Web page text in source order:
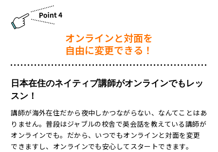
オンラインと対⾯を
⾃由に変更できる！
日本在住のネイティブ講師がオンラインでもレッ
スン！
講師が海外在住だから夜中しかつながらない、なんてことはあ
りません。普段はジャブルの校舎で英会話を教えている講師が
オンラインでも。だから、いつでもオンラインと対面を変更
できますし、オンラインでも安心してスタートできます。